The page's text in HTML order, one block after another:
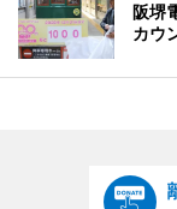
阪堺
カウ